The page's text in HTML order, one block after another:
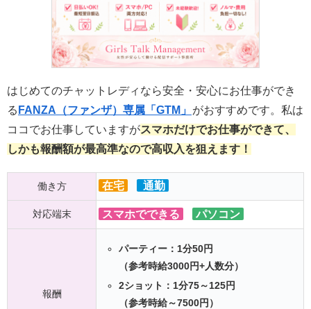
はじめてのチャットレディなら安全・安心にお仕事ができ
る FANZA（ファンザ）専属「GTM」 がおすすめです。私は
ココでお仕事していますがスマホだけでお仕事ができて、
しかも報酬額が最高準なので高収入を狙えます！
働き方 在宅 通勤
対応端末 スマホでできる パソコン
報酬
パーティー：1分50円
（参考時給3000円+人数分）
2ショット：1分75～125円
（参考時給～7500円）